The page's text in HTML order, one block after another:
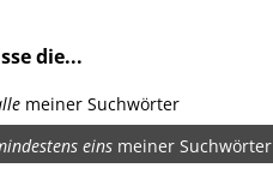
die...
meiner Suchwörter
eins meiner Suchwörter